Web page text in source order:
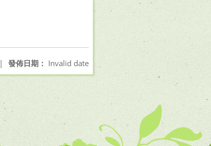
發佈日期： Invalid date
|